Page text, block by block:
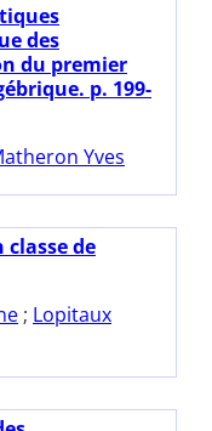
des
du premier
p. 199-
Yves
classe de
; Lopitaux